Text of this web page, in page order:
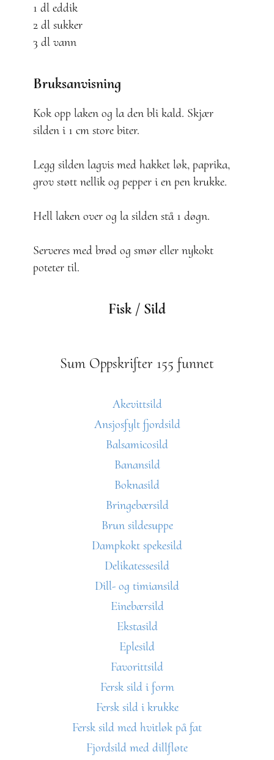
1 dl eddik
2 dl sukker
3 dl vann
Bruksanvisning
Kok opp laken og la den bli kald. Skjær
silden i 1 cm store biter.
Legg silden lagvis med hakket løk, paprika,
grov støtt nellik og pepper i en pen krukke.
Hell laken over og la silden stå 1 døgn.
Serveres med brød og smør eller nykokt
poteter til.
Fisk / Sild
Sum Oppskrifter 155 funnet
Akevittsild
Ansjosfylt fjordsild
Balsamicosild
Banansild
Boknasild
Bringebærsild
Brun sildesuppe
Dampkokt spekesild
Delikatessesild
Dill- og timiansild
Einebærsild
Ekstasild
Eplesild
Favorittsild
Fersk sild i form
Fersk sild i krukke
Fersk sild med hvitløk på fat
Fjordsild med dillfløte